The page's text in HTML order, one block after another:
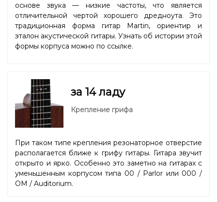
основе звука — низкие частоты, что является
отличительной чертой хорошего дредноута. Это
традиционная форма гитар Martin, ориентир и
эталон акустической гитары. Узнать об истории этой
формы корпуса можно по ссылке.
за 14 ладу
Крепление грифа
При таком типе крепления резонаторное отверстие
располагается ближе к грифу гитары. Гитара звучит
открыто и ярко. Особенно это заметно на гитарах с
уменьшенным корпусом типа 00 / Parlor или 000 /
OM / Auditorium.